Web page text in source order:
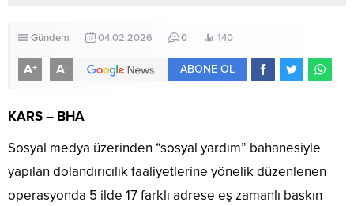
Gündem 04.02.2026 0 140
A+ A- ABONE OL
KARS – BHA
Sosyal medya üzerinden “sosyal yardım” bahanesiyle
yapılan dolandırıcılık faaliyetlerine yönelik düzenlenen
operasyonda 5 ilde 17 farklı adrese eş zamanlı baskın